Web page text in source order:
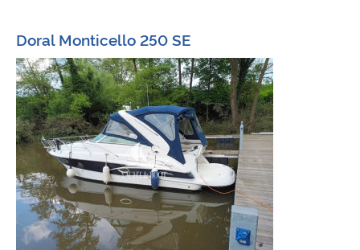
Doral Monticello 250 SE